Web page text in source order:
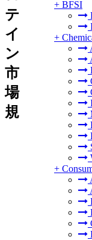
+ BFSI
+
+
テ
イ
ン
市
場
規